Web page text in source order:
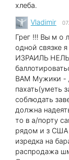
хлеба.
Vladimir
Грег !!! Вы м о
одной связке
ИЗРАИЛЬ
ВАМ Мужики -
пахать(уметь
соблюдать
должна
то в а/порту
рядом и з США
изредка на
распродажа